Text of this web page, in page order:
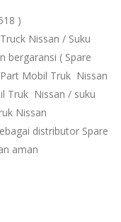
)
Nissan / Suku
bergaransi ( Spare
Mobil Truk Nissan
Truk Nissan / suku
Nissan
distributor Spare
aman